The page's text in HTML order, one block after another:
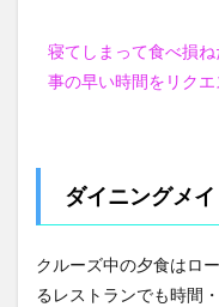
寝てしまって食べ損
事の早い時間をリクエ
ダイニングメ
クルーズ中の夕食はロ
るレストランでも時間